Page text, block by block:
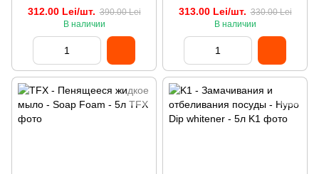
312.00 Lei/шт. 390.00 Lei
В наличии
- Clean Bac - 5л
313.00 Lei/шт. 330.00 Lei
В наличии